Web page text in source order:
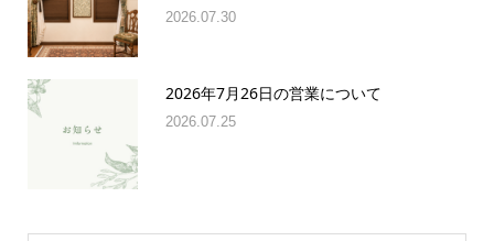
2026.07.30
2026年7月26日の営業について
2026.07.25